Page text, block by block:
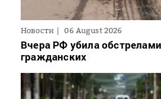
Новости 06 August 2026
Вчера РФ убила
гражданских